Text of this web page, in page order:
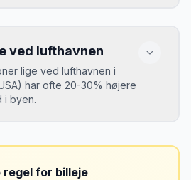
opkrævet for skader, der
du fik bilen.
ved lufthavnen
lige ved lufthavnen i
har ofte 20-30% højere
i byen.
regel for billeje